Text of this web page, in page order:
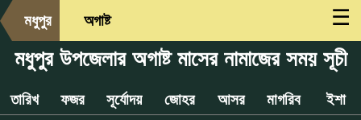
☰
মধুপুর অগাষ্ট
মধুপুর উপজেলার অগাষ্ট মাসের নামাজের সময় সূচী
তারিখ ফজর সূর্যোদয় জোহর আসর মাগরিব
ইশা